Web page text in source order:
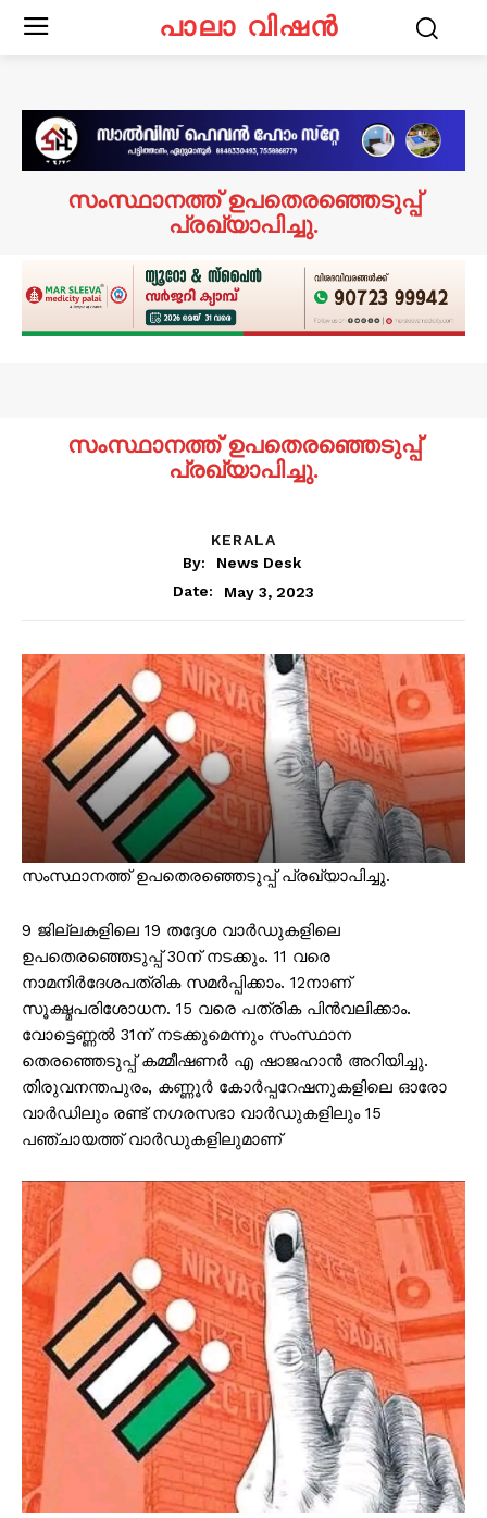
പാലാ വിഷൻ
സംസ്ഥാനത്ത് ഉപതെരഞ്ഞെടുപ്പ്
പ്രഖ്യാപിച്ചു.
സംസ്ഥാനത്ത് ഉപതെരഞ്ഞെടുപ്പ്
പ്രഖ്യാപിച്ചു.
KERALA
By:
News Desk
Date:
May 3, 2023
സംസ്ഥാനത്ത് ഉപതെരഞ്ഞെടുപ്പ് പ്രഖ്യാപിച്ചു.
9 ജില്ലകളിലെ 19 തദ്ദേശ വാർഡുകളിലെ
ഉപതെരഞ്ഞെടുപ്പ് 30ന് നടക്കും. 11 വരെ
നാമനിർദേശപത്രിക സമർപ്പിക്കാം. 12നാണ്
സൂക്ഷ്മപരിശോധന. 15 വരെ പത്രിക പിൻവലിക്കാം.
വോട്ടെണ്ണൽ 31ന് നടക്കുമെന്നും സംസ്ഥാന
തെരഞ്ഞെടുപ്പ് കമ്മീഷണർ എ ഷാജഹാൻ അറിയിച്ചു.
തിരുവനന്തപുരം, കണ്ണൂർ കോർപ്പറേഷനുകളിലെ ഓരോ
വാർഡിലും രണ്ട് നഗരസഭാ വാർഡുകളിലും 15
പഞ്ചായത്ത് വാർഡുകളിലുമാണ്